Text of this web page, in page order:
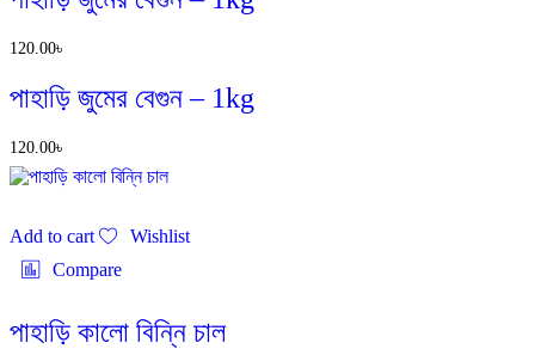
120.00৳
পাহাড়ি জুমের বেগুন – 1kg
120.00৳
Add to cart
Wishlist
Compare
পাহাড়ি কালো বিন্নি চাল